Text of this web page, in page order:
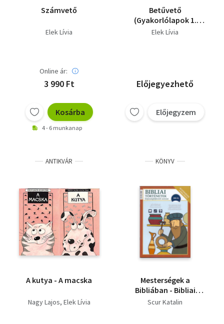
Számvető
Elek Lívia
Online ár:
3 990 Ft
Kosárba
4 - 6 munkanap
Betűvető
(Gyakorlólapok 1.
osztályosoknak)
Elek Lívia
Előjegyezhető
Előjegyzem
ANTIKVÁR
A kutya - A macska
Nagy Lajos Elek Lívia
KÖNYV
Mesterségek a
Bibliában - Bibliai
történetek
Scur Katalin